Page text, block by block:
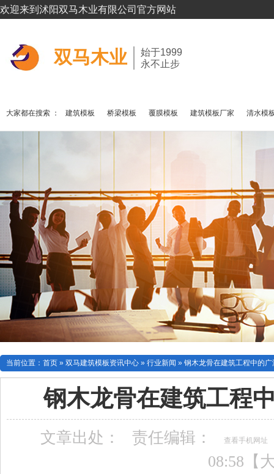
欢迎来到沭阳双马木业有限公司官方网站
双马木业
始于1999
永不止步
大家都在搜索 ： 建筑模板 桥梁模板 覆膜模板 建筑模板厂家 清水模
当前位置： 首页 » 双马建筑模板资讯中心 » 行业新闻 » 钢木龙骨在建筑工程中的
钢木龙骨在建筑工程
文章出处： 责任编辑： 查看手机网址
08:58【